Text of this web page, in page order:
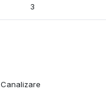
3
Canalizare